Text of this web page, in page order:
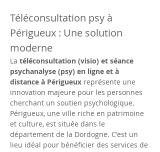
Téléconsultation psy à
Périgueux : Une solution
moderne
La téléconsultation (visio) et séance
psychanalyse (psy) en ligne et à
distance à Périgueux représente une
innovation majeure pour les personnes
cherchant un soutien psychologique.
Périgueux, une ville riche en patrimoine
et culture, est située dans le
département de la Dordogne. C'est un
lieu idéal pour bénéficier des services de